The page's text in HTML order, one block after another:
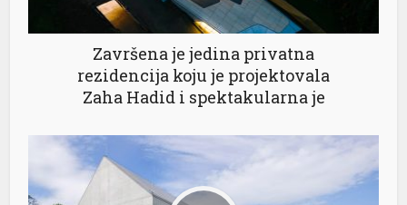
Završena je jedina privatna
rezidencija koju je projektovala
Zaha Hadid i spektakularna je